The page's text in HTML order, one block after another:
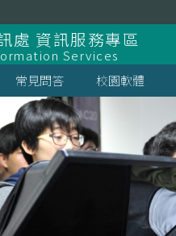
處 資訊服務專區
Services
常見問答 校園軟體